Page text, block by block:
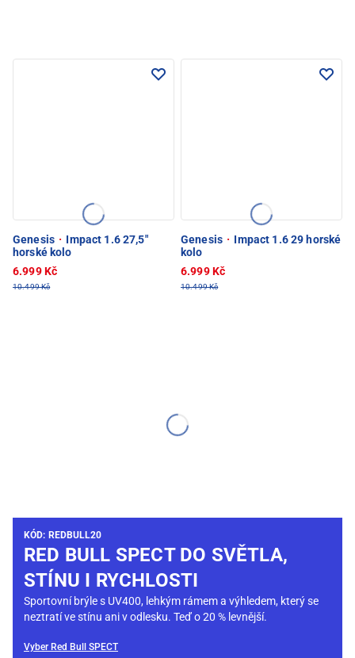
Genesis · Impact 1.6 27,5"
horské kolo
6.999 Kč
10.499 Kč
Genesis · Impact 1.6 29 horské
kolo
6.999 Kč
10.499 Kč
KÓD: REDBULL20
RED BULL SPECT DO SVĚTLA,
STÍNU I RYCHLOSTI
Sportovní brýle s UV400, lehkým rámem a výhledem, který se
neztratí ve stínu ani v odlesku. Teď o 20 % levnější.
Vyber Red Bull SPECT